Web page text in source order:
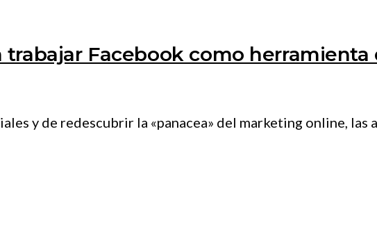
trabajar Facebook como
y de redescubrir la «panacea» del marketing online, las